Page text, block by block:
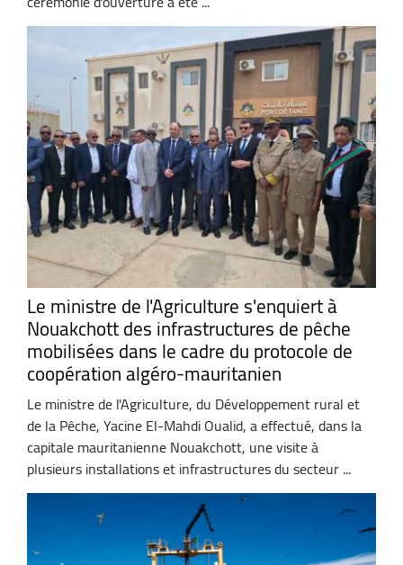
Le ministre de l'Agriculture s'enquiert à
Nouakchott des infrastructures de pêche
mobilisées dans le cadre du protocole de
coopération algéro-mauritanien
Le ministre de l'Agriculture, du Développement rural et
de la Pêche, Yacine El-Mahdi Oualid, a effectué, dans la
capitale mauritanienne Nouakchott, une visite à
plusieurs installations et infrastructures du secteur ...